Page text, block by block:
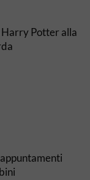
Potter alla